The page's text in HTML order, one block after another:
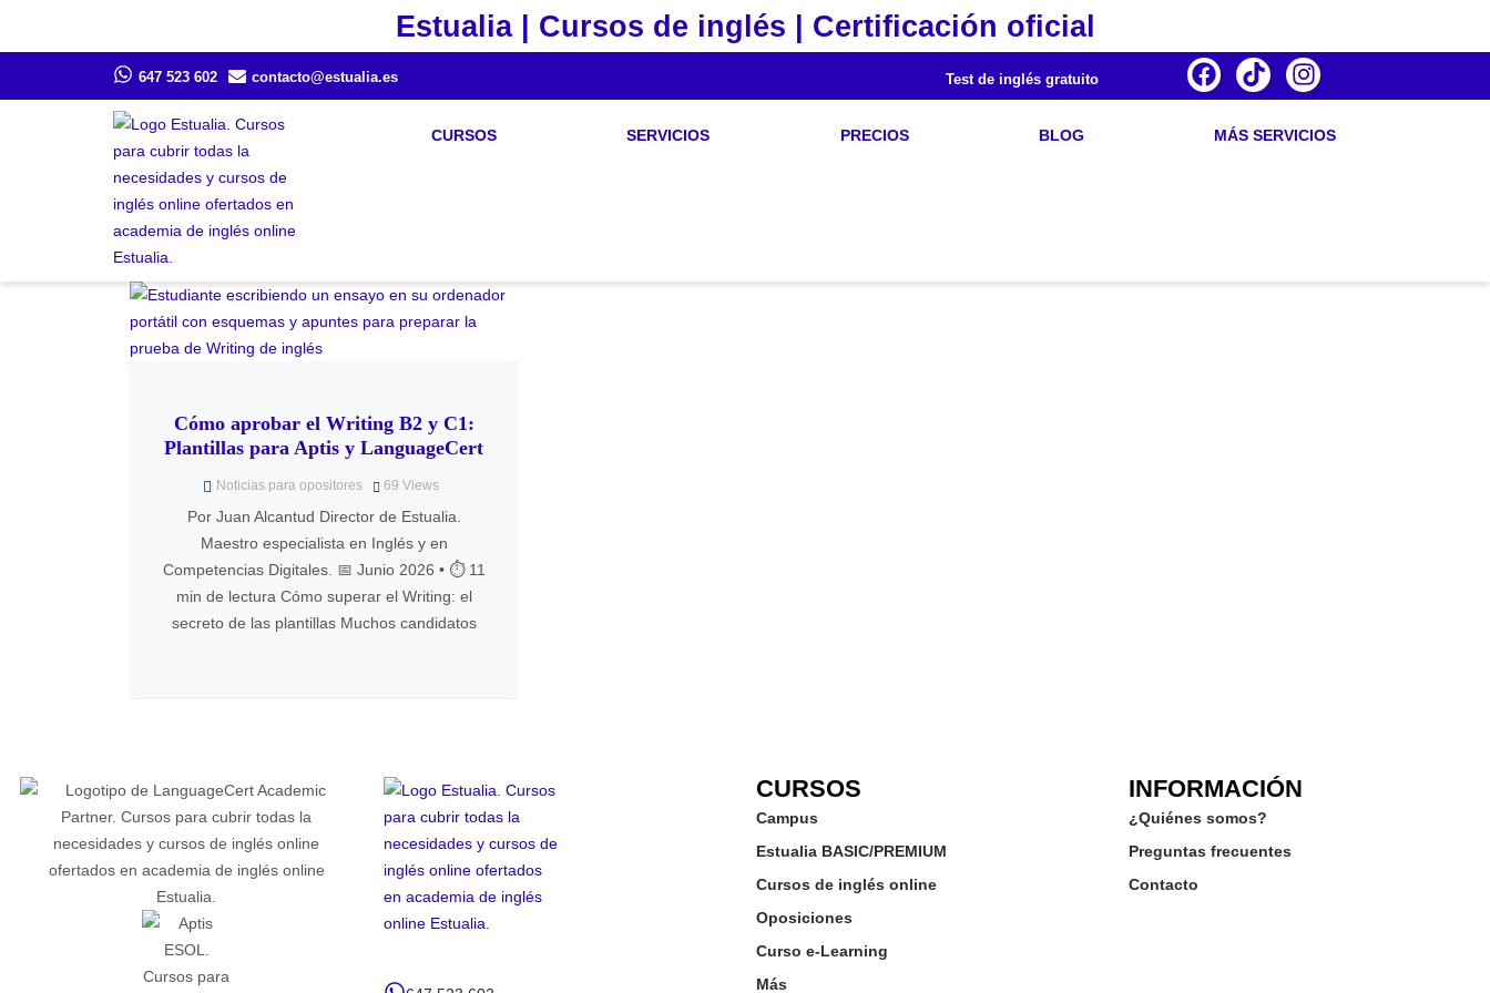
Estualia | Cursos de inglés | Certificación oficial
647 523 602 contacto@estualia.es Test de inglés gratuito
CURSOS SERVICIOS PRECIOS BLOG MÁS SERVICIOS
Cómo aprobar el Writing B2 y C1:
Plantillas para Aptis y LanguageCert
Noticias para opositores 69 Views
Por Juan Alcantud Director de Estualia.
Maestro especialista en Inglés y en
Competencias Digitales. 📅 Junio 2026 • ⏱️ 11
min de lectura Cómo superar el Writing: el
secreto de las plantillas Muchos candidatos
CURSOS
Campus
Estualia BASIC/PREMIUM
Cursos de inglés online
Oposiciones
Curso e-Learning
Más
INFORMACIÓN
¿Quiénes somos?
Preguntas frecuentes
Contacto